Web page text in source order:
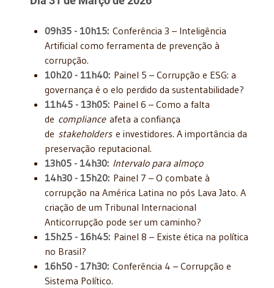
09h35 - 10h15: Conferência 3 – Inteligência
Artificial como ferramenta de prevenção à
corrupção.
10h20 - 11h40: Painel 5 – Corrupção e ESG: a
governança é o elo perdido da sustentabilidade?
11h45 - 13h05: Painel 6 – Como a falta
de complianceafeta a confiança
de stakeholderse investidores. A importância da
preservação reputacional.
13h05 - 14h30: Intervalo para almoço
14h30 - 15h20: Painel 7 – O combate à
corrupção na América Latina no pós Lava Jato. A
criação de um Tribunal Internacional
Anticorrupção pode ser um caminho?
15h25 - 16h45: Painel 8 – Existe ética na política
no Brasil?
16h50 - 17h30: Conferência 4 – Corrupção e
Sistema Político.